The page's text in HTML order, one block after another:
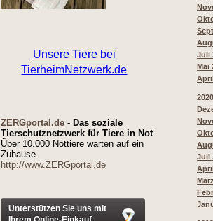
ZERGportal.de - Das soziale
Tierschutznetzwerk für Tiere in Not
Über 10.000 Nottiere warten auf ein
Zuhause.
http://www.ZERGportal.de
Unterstützen Sie uns mit
Juli
Mai
2020
Juli